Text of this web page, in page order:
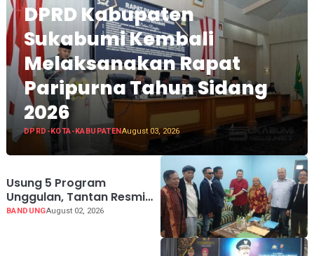
DPRD Kabupaten
Sukabumi Kembali
Melaksanakan Rapat
Paripurna Tahun Sidang
2026
DPRD-KOTA-KABUPATENAugust 03, 2026
Usung 5 Program
Unggulan, Tantan Resmi
Mendaftar Calon Ketua
BANDUNGAugust 02, 2026